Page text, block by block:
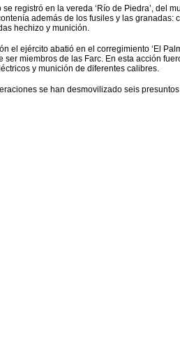
se registró en la vereda ‘Río de Piedra’, del
además de los fusiles y las granadas:
hechizo y munición.
el ejército abatió en el corregimiento ‘El
ser miembros de las Farc. En esta acción
y munición de diferentes calibres.
se han desmovilizado seis